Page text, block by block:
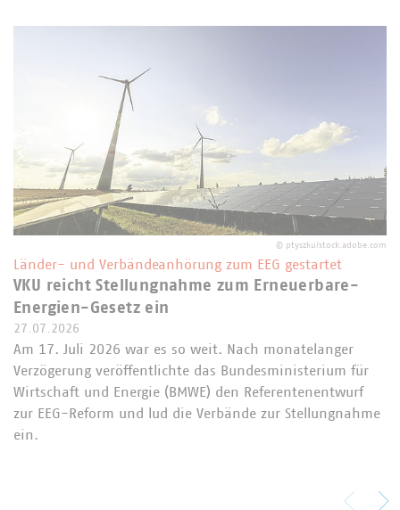
© ptyszku/stock.adobe.com
Länder- und Verbändeanhörung zum EEG gestartet
VKU reicht Stellungnahme zum Erneuerbare-
Energien-Gesetz ein
27.07.2026
Am 17. Juli 2026 war es so weit. Nach monatelanger
Verzögerung veröffentlichte das Bundesministerium für
Wirtschaft und Energie (BMWE) den Referentenentwurf
zur EEG-Reform und lud die Verbände zur Stellungnahme
ein.